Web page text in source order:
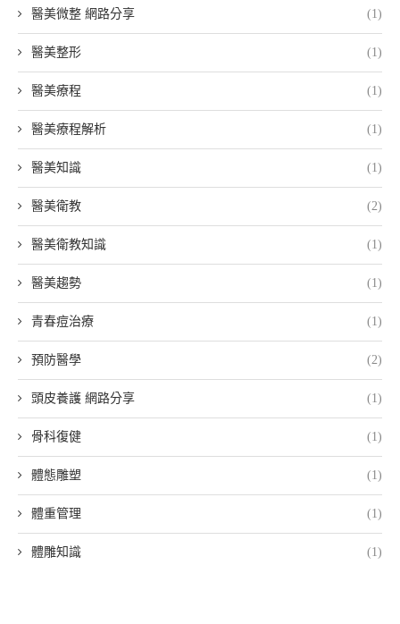
醫美微整 網路分享 (1)
醫美整形 (1)
醫美療程 (1)
醫美療程解析 (1)
醫美知識 (1)
醫美衛教 (2)
醫美衛教知識 (1)
醫美趨勢 (1)
青春痘治療 (1)
預防醫學 (2)
頭皮養護 網路分享 (1)
骨科復健 (1)
體態雕塑 (1)
體重管理 (1)
體雕知識 (1)